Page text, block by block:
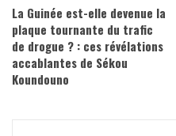
La Guinée est-elle devenue la
plaque tournante du trafic
de drogue ? : ces révélations
accablantes de Sékou
Koundouno